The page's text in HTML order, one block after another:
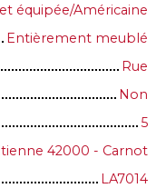
équipée/Américaine
Entièrement meublé
Rue
Non
5
42000 - Carnot
LA7014